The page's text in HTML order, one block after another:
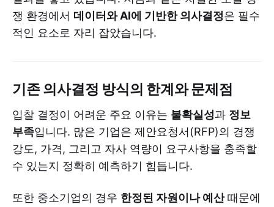
쟁 환경에서 데이터와 AI에 기반한 의사결정은 필수
적인 요소로 자리 잡았습니다.
기존 의사결정 방식의 한계와 문제점
입찰 결정이 어려운 주요 이유는 불확실성과 정보
부족입니다. 많은 기업은 제안요청서(RFP)의 경쟁
강도, 가격, 그리고 자사 역량이 요구사항을 충족할
수 있는지 정확히 예측하기 힘듭니다.
또한 중소기업의 경우 한정된 자원이나 예산때문에